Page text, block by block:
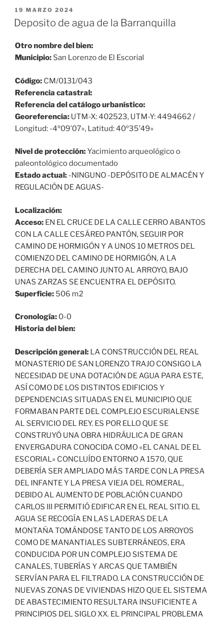
PUBLICADO
EL
19 MARZO 2024
Deposito de agua de la Barranquilla
Otro nombre del bien:
Municipio: San Lorenzo de El Escorial
Código: CM/0131/043
Referencia catastral:
Referencia del catálogo urbanístico:
Georeferencia: UTM-X: 402523, UTM-Y: 4494662 /
Longitud: -4º09’07», Latitud: 40º35’49»
Nivel de protección:Yacimiento arqueológico o
paleontológico documentado
Estado actual: -NINGUNO -DEPÓSITO DE ALMACÉN Y
REGULACIÓN DE AGUAS-
Localización:
Acceso: EN EL CRUCE DE LA CALLE CERRO ABANTOS
CON LA CALLE CESÁREO PANTÓN, SEGUIR POR
CAMINO DE HORMIGÓN Y A UNOS 10 METROS DEL
COMIENZO DEL CAMINO DE HORMIGÓN, A LA
DERECHA DEL CAMINO JUNTO AL ARROYO, BAJO
UNAS ZARZAS SE ENCUENTRA EL DEPÓSITO.
Superficie: 506 m2
Cronología: 0-0
Historia del bien:
Descripción general: LA CONSTRUCCIÓN DEL REAL
MONASTERIO DE SAN LORENZO TRAJO CONSIGO LA
NECESIDAD DE UNA DOTACIÓN DE AGUA PARA ESTE,
ASÍ COMO DE LOS DISTINTOS EDIFICIOS Y
DEPENDENCIAS SITUADAS EN EL MUNICIPIO QUE
FORMABAN PARTE DEL COMPLEJO ESCURIALENSE
AL SERVICIO DEL REY. ES POR ELLO QUE SE
CONSTRUYÓ UNA OBRA HIDRÁULICA DE GRAN
ENVERGADURA CONOCIDA COMO «EL CANAL DE EL
ESCORIAL» CONCLUÍDO ENTORNO A 1570, QUE
DEBERÍA SER AMPLIADO MÁS TARDE CON LA PRESA
DEL INFANTE Y LA PRESA VIEJA DEL ROMERAL,
DEBIDO AL AUMENTO DE POBLACIÓN CUANDO
CARLOS III PERMITIÓ EDIFICAR EN EL REAL SITIO. EL
AGUA SE RECOGÍA EN LAS LADERAS DE LA
MONTAÑA TOMÁNDOSE TANTO DE LOS ARROYOS
COMO DE MANANTIALES SUBTERRÁNEOS, ERA
CONDUCIDA POR UN COMPLEJO SISTEMA DE
CANALES, TUBERÍAS Y ARCAS QUE TAMBIÉN
SERVÍAN PARA EL FILTRADO. LA CONSTRUCCIÓN DE
NUEVAS ZONAS DE VIVIENDAS HIZO QUE EL SISTEMA
DE ABASTECIMIENTO RESULTARA INSUFICIENTE A
PRINCIPIOS DEL SIGLO XX. EL PRINCIPAL PROBLEMA